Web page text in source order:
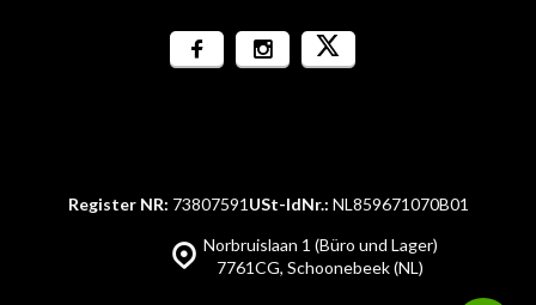
Norbruislaan 1 (Büro und Lager)
7761CG, Schoonebeek (NL)
Register NR: 73807591 USt-IdNr.: NL859671070B01